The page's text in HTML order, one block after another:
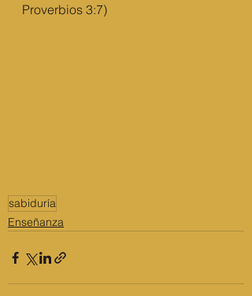
Proverbios 3:7)
sabiduría
Enseñanza